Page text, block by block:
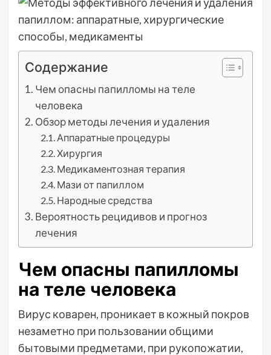
Содержание
Чем опасны папилломы на теле
человека
Обзор методы лечения и удаления
Аппаратные процедуры
Хирургия
Медикаментозная терапия
Мази от папиллом
Народные средства
Вероятность рецидивов и прогноз
лечения
Чем опасны папилломы
на теле человека
Вирус коварен, проникает в кожный покров
незаметно при пользовании общими
бытовыми предметами, при рукопожатии,